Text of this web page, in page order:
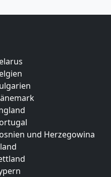
und Herzegowina